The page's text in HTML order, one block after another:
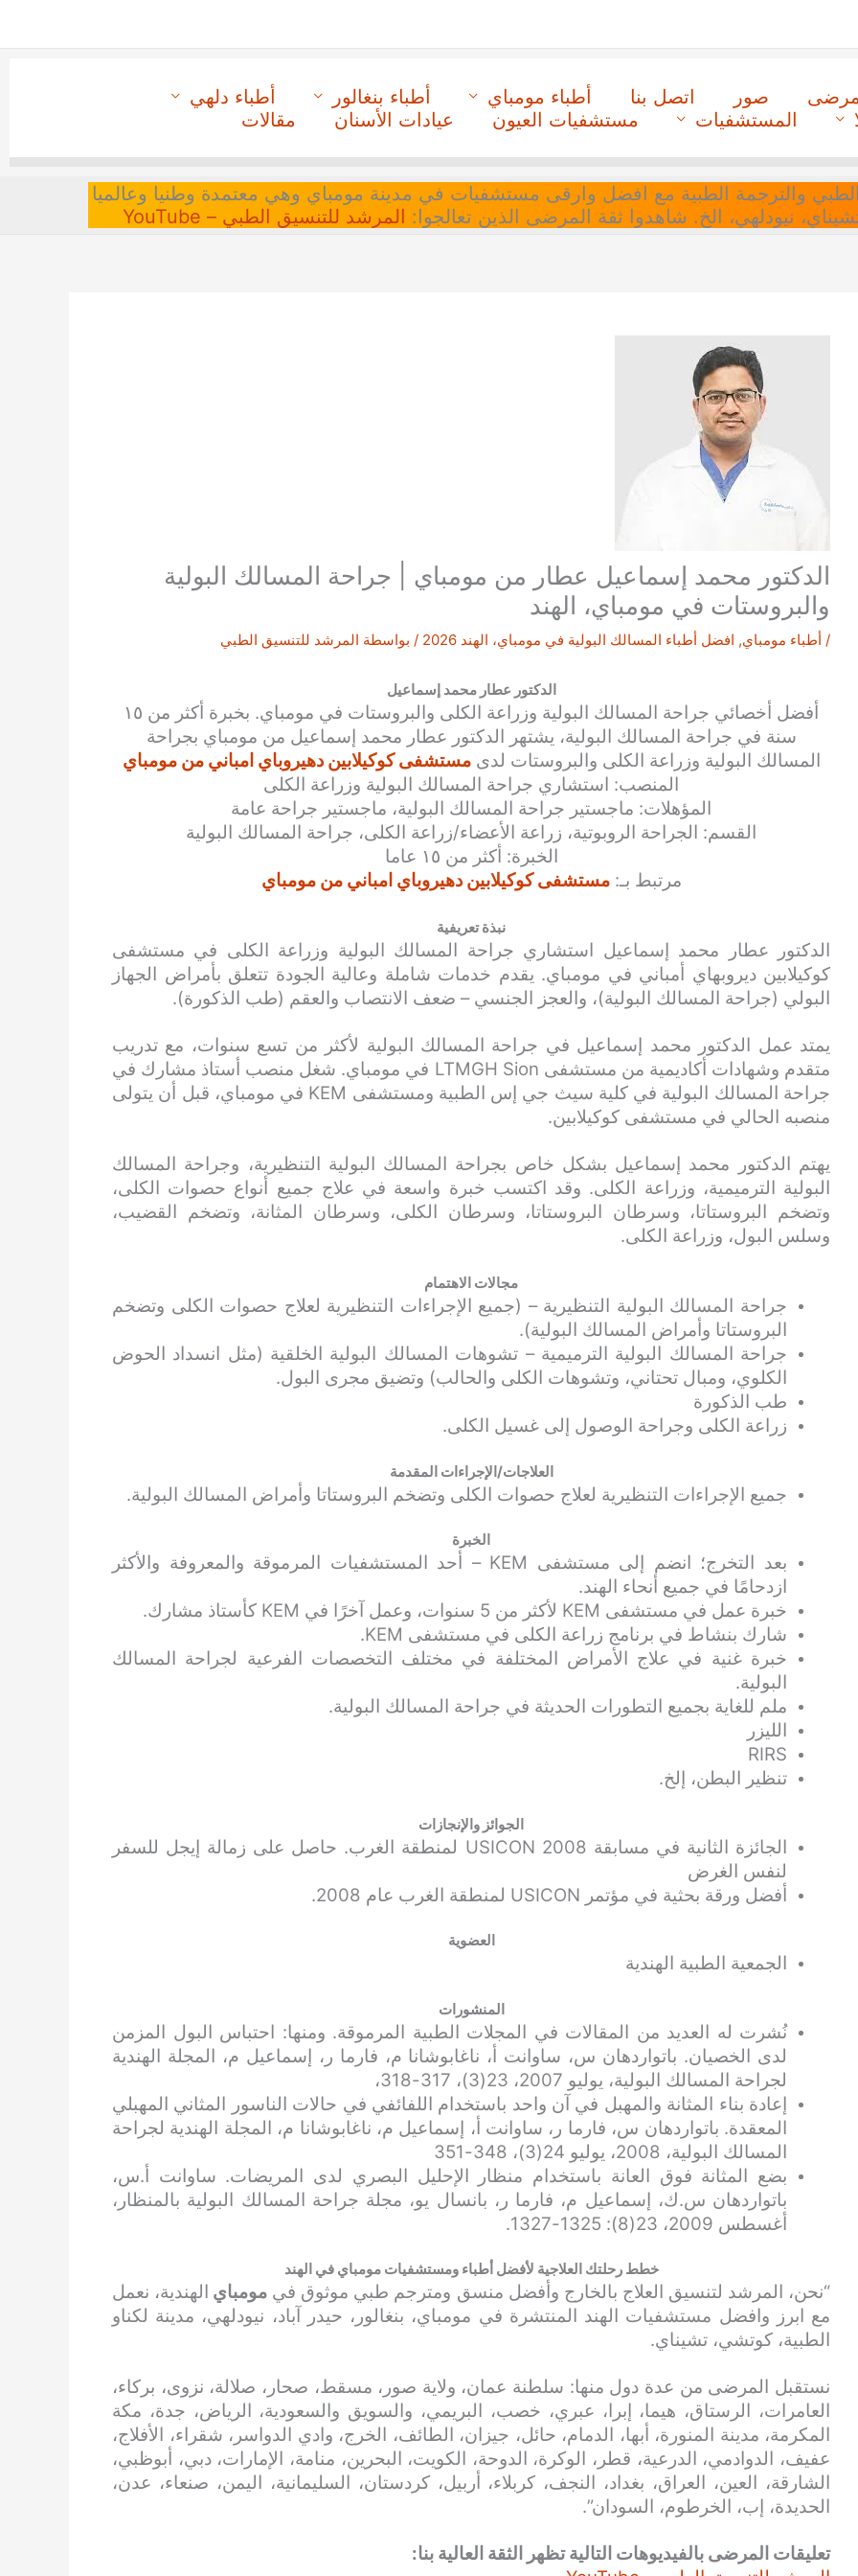
صور اتصل بنا أطباء مومباي أطباء بنغالور
أطباء دلهي
المستشفيات مستشفيات العيون عيادات الأسنان مقالات
التنسيق الطبي والترجمة الطبية مع افضل وارقى مستشفيات في مدينة مومباي وهي معتمدة وطنيا وعالميا
تشيناي، نيودلهي، الخ. شاهدوا ثقة المرضى الذين تعالجوا: المرشد للتنسيق الطبي – YouTube
الدكتور محمد إسماعيل عطار من مومباي | جراحة المسالك البولية
والبروستات في مومباي، الهند
/ أطباء مومباي, افضل أطباء المسالك البولية في مومباي، الهند 2026 / بواسطة المرشد للتنسيق الطبي
الدكتور عطار محمد إسماعيل
أفضل أخصائي جراحة المسالك البولية وزراعة الكلى والبروستات في
مومباي. بخبرة أكثر من ١٥
سنة في جراحة المسالك البولية، يشتهر الدكتور عطار محمد إسماعيل من مومباي بجراحة
المسالك البولية وزراعة الكلى والبروستات لدىمستشفى كوكيلابين دهيروباي امباني من مومباي
المنصب: استشاري جراحة المسالك البولية وزراعة الكلى
المؤهلات: ماجستير جراحة المسالك البولية، ماجستير جراحة عامة
القسم: الجراحة الروبوتية، زراعة الأعضاء/زراعة الكلى، جراحة المسالك البولية
الخبرة: أكثر من ١٥ عاما
مرتبط بـ:مستشفى كوكيلابين دهيروباي امباني من مومباي
نبذة تعريفية
الدكتور عطار محمد إسماعيل استشاري جراحة المسالك البولية وزراعة الكلى في مستشفى
كوكيلابين ديروبهاي أمباني في مومباي. يقدم خدمات شاملة وعالية الجودة تتعلق بأمراض الجهاز
البولي (جراحة المسالك البولية)، والعجز الجنسي – ضعف الانتصاب والعقم (طب الذكورة).
يمتد عمل الدكتور محمد إسماعيل في جراحة المسالك البولية لأكثر من تسع سنوات، مع تدريب
متقدم وشهادات أكاديمية من مستشفى LTMGH Sion في مومباي. شغل منصب أستاذ مشارك في
جراحة المسالك البولية في كلية سيث جي إس الطبية ومستشفى KEM في مومباي، قبل أن يتولى
منصبه الحالي في مستشفى كوكيلابين.
يهتم الدكتور محمد إسماعيل بشكل خاص بجراحة المسالك البولية التنظيرية، وجراحة المسالك
البولية الترميمية، وزراعة الكلى. وقد اكتسب خبرة واسعة في علاج جميع أنواع حصوات الكلى،
وتضخم البروستاتا، وسرطان البروستاتا، وسرطان الكلى، وسرطان المثانة، وتضخم القضيب،
وسلس البول، وزراعة الكلى.
مجالات الاهتمام
جراحة المسالك البولية التنظيرية – (جميع الإجراءات التنظيرية لعلاج حصوات الكلى وتضخم
البروستاتا وأمراض المسالك البولية).
جراحة المسالك البولية الترميمية – تشوهات المسالك البولية الخلقية (مثل انسداد الحوض
الكلوي، ومبال تحتاني، وتشوهات الكلى والحالب) وتضيق مجرى البول.
طب الذكورة
زراعة الكلى وجراحة الوصول إلى غسيل الكلى.
العلاجات/الإجراءات المقدمة
جميع الإجراءات التنظيرية لعلاج حصوات الكلى وتضخم البروستاتا وأمراض المسالك البولية.
الخبرة
بعد التخرج؛ انضم إلى مستشفى KEM – أحد المستشفيات المرموقة والمعروفة والأكثر
ازدحامًا في جميع أنحاء الهند.
خبرة عمل في مستشفى KEM لأكثر من 5 سنوات، وعمل آخرًا في KEM كأستاذ مشارك.
شارك بنشاط في برنامج زراعة الكلى في مستشفى KEM.
خبرة غنية في علاج الأمراض المختلفة في مختلف التخصصات الفرعية لجراحة المسالك
البولية.
ملم للغاية بجميع التطورات الحديثة في جراحة المسالك البولية.
الليزر
RIRS
تنظير البطن، إلخ.
الجوائز والإنجازات
الجائزة الثانية في مسابقة USICON 2008 لمنطقة الغرب. حاصل على زمالة إيجل للسفر
لنفس الغرض
أفضل ورقة بحثية في مؤتمر USICON لمنطقة الغرب عام 2008.
العضوية
الجمعية الطبية الهندية
المنشورات
نُشرت له العديد من المقالات في المجلات الطبية المرموقة. ومنها: احتباس البول المزمن
لدى الخصيان. باتواردهان س، ساوانت أ، ناغابوشانا م، فارما ر، إسماعيل م، المجلة الهندية
لجراحة المسالك البولية، يوليو 2007، 23(3)، 317-318،
إعادة بناء المثانة والمهبل في آن واحد باستخدام اللفائفي في حالات الناسور المثاني المهبلي
المعقدة. باتواردهان س، فارما ر، ساوانت أ، إسماعيل م، ناغابوشانا م، المجلة الهندية لجراحة
المسالك البولية، 2008، يوليو 24(3)، 348-351
بضع المثانة فوق العانة باستخدام منظار الإحليل البصري لدى المريضات. ساوانت أ.س،
باتواردهان س.ك، إسماعيل م، فارما ر، بانسال يو، مجلة جراحة المسالك البولية بالمنظار،
أغسطس 2009، 23(8): 1325-1327.
خطط رحلتك العلاجية لأفضل أطباء ومستشفيات مومباي في الهند
“نحن، المرشد لتنسيق العلاج بالخارج وأفضل منسق ومترجم طبي موثوق في مومباي الهندية، نعمل
مع ابرز وافضل مستشفيات الهند المنتشرة في مومباي، بنغالور، حيدر آباد، نيودلهي، مدينة لكناو
الطبية، كوتشي، تشيناي.
نستقبل المرضى من عدة دول منها: سلطنة عمان، ولاية صور، مسقط، صحار، صلالة، نزوى، بركاء،
العامرات، الرستاق، هيما، إبرا، عبري، خصب، البريمي، والسويق والسعودية، الرياض، جدة، مكة
المكرمة، مدينة المنورة، أبها، الدمام، حائل، جيزان، الطائف، الخرج، وادي الدواسر، شقراء، الأفلاج،
عفيف، الدوادمي، الدرعية، قطر، الوكرة، الدوحة، الكويت، البحرين، منامة، الإمارات، دبي، أبوظبي،
الشارقة، العين، العراق، بغداد، النجف، كربلاء، أربيل، كردستان، السليمانية، اليمن، صنعاء، عدن،
الحديدة، إب، الخرطوم، السودان”.
تعليقات المرضى بالفيديوهات التالية تظهر الثقة العالية بنا: